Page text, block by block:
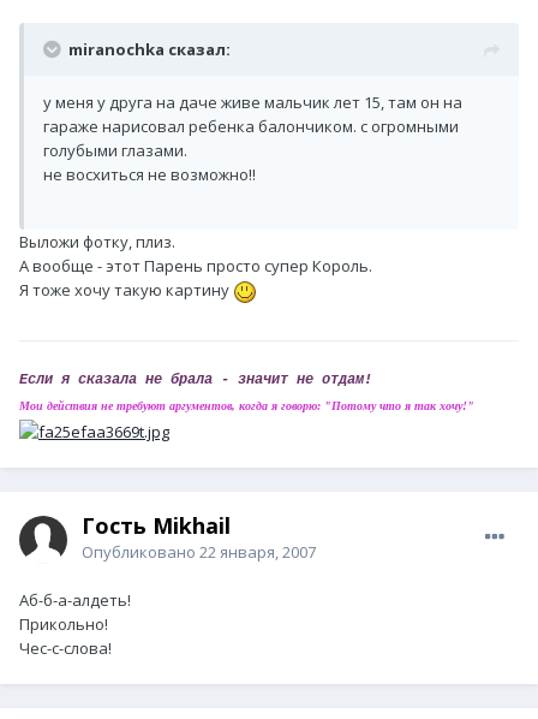
miranochka сказал:
у меня у друга на даче живе мальчик лет 15, там он на
гараже нарисовал ребенка балончиком. с огромными
голубыми глазами.
не восхиться не возможно!!
Выложи фотку, плиз.
А вообще - этот Парень просто супер Король.
Я тоже хочу такую картину
Если я сказала не брала - значит не отдам!
Мои действия не требуют аргументов, когда я говорю: "Потому что я так хочу!"
Гость Mikhail
Опубликовано 22 января, 2007
Аб-б-а-алдеть!
Прикольно!
Чес-с-слова!